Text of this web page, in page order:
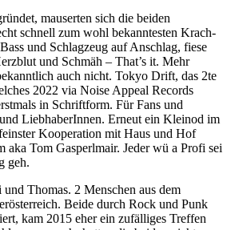
mauserten sich die beiden
schnell zum wohl bekanntesten Krach-
und Schlagzeug auf Anschlag, fiese
und Schmäh – That’s it. Mehr
auch nicht. Tokyo Drift, das 2te
2022 via Noise Appeal Records
in Schriftform. Für Fans und
LiebhaberInnen. Erneut ein Kleinod im
Kooperation mit Haus und Hof
aka Tom Gasperlmair. Jeder wü a Profi sei
geh.
Thomas. 2 Menschen aus dem
Beide durch Rock und Punk
kam 2015 eher ein zufälliges Treffen